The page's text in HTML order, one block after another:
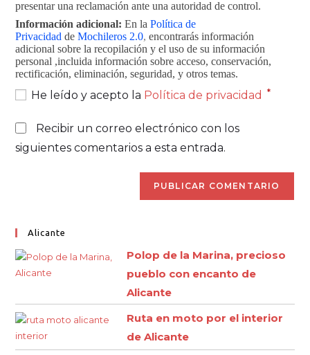
presentar una reclamación ante una autoridad de control.
Información adicional: En laPolítica de
Privacidad deMochileros 2.0, encontrarás información
adicional sobre la recopilación y el uso de su información
personal ,incluida información sobre acceso, conservación,
rectificación, eliminación, seguridad, y otros temas.
He leído y acepto la Política de privacidad *
Recibir un correo electrónico con los
siguientes comentarios a esta entrada.
Alicante
Polop de la Marina, precioso
pueblo con encanto de
Alicante
Ruta en moto por el interior
de Alicante